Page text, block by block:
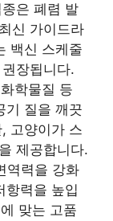
은 폐렴 발
신 가이드라
백신 스케줄
장됩니다.
학물질 등
기 질을 깨끗
고양이가 스
제공합니다.
역력을 강화
항력을 높입
맞는 고품